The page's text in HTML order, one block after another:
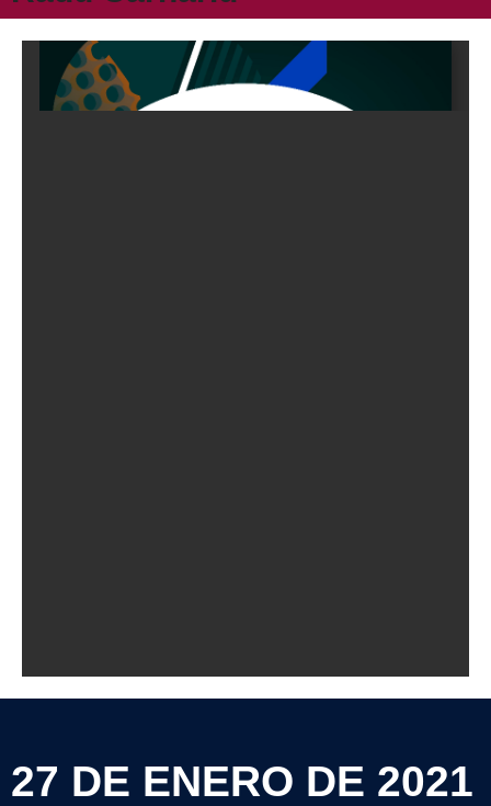
27 DE ENERO DE 2021